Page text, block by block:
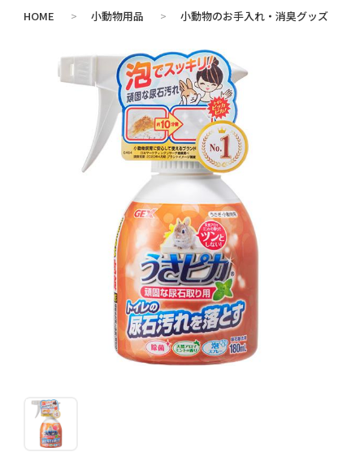
HOME > 小動物用品 > 小動物のお手入れ・消臭グッズ